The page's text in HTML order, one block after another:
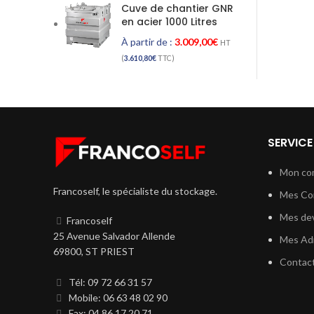
Cuve de chantier GNR
en acier 1000 Litres
À partir de : 3.009,00€ HT
(3.610,80€TTC)
Francoself, le spécialiste du stockage.
Francoself
25 Avenue Salvador Allende
69800, ST PRIEST
Tél: 09 72 66 31 57
Mobile: 06 63 48 02 90
Mon
Mes
Mes
Mes